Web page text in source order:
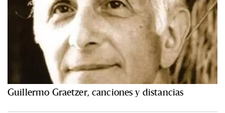
Guillermo Graetzer, canciones y distancias